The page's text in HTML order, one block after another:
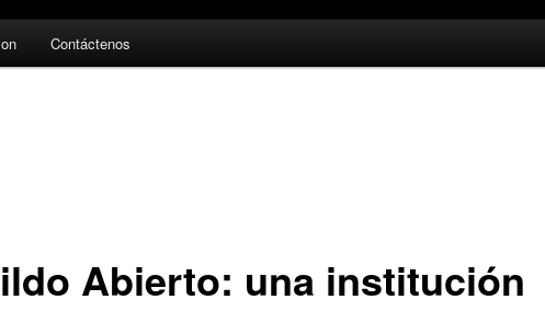
Contáctenos
Abierto: una institución